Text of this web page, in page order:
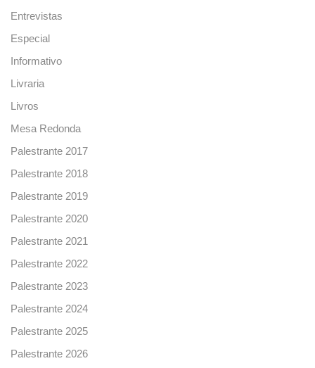
Entrevistas
Especial
Informativo
Livraria
Livros
Mesa Redonda
Palestrante 2017
Palestrante 2018
Palestrante 2019
Palestrante 2020
Palestrante 2021
Palestrante 2022
Palestrante 2023
Palestrante 2024
Palestrante 2025
Palestrante 2026